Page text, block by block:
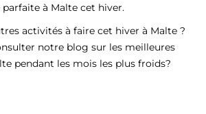
à Malte cet hiver.
activités à faire cet hiver à Malte ?
notre blog sur les meilleures
pendant les mois les plus froids?